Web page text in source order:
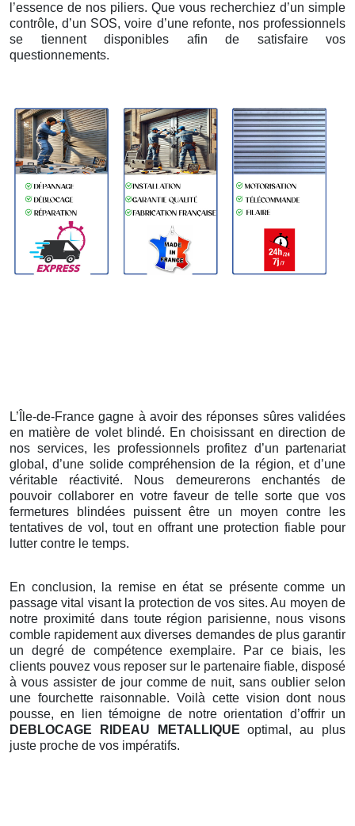
l’essence de nos piliers. Que vous recherchiez d’un simple
contrôle, d’un SOS, voire d’une refonte, nos professionnels
se tiennent disponibles afin de satisfaire vos
questionnements.
L’Île-de-France gagne à avoir des réponses sûres validées
en matière de volet blindé. En choisissant en direction de
nos services, les professionnels profitez d’un partenariat
global, d’une solide compréhension de la région, et d’une
véritable réactivité. Nous demeurerons enchantés de
pouvoir collaborer en votre faveur de telle sorte que vos
fermetures blindées puissent être un moyen contre les
tentatives de vol, tout en offrant une protection fiable pour
lutter contre le temps.
En conclusion, la remise en état se présente comme un
passage vital visant la protection de vos sites. Au moyen de
notre proximité dans toute région parisienne, nous visons
comble rapidement aux diverses demandes de plus garantir
un degré de compétence exemplaire. Par ce biais, les
clients pouvez vous reposer sur le partenaire fiable, disposé
à vous assister de jour comme de nuit, sans oublier selon
une fourchette raisonnable. Voilà cette vision dont nous
pousse, en lien témoigne de notre orientation d’offrir un
DEBLOCAGE RIDEAU METALLIQUE optimal, au plus
juste proche de vos impératifs.